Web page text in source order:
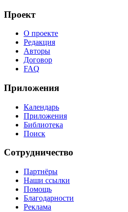
Проект
О проекте
Редакция
Авторы
Договор
FAQ
Приложения
Календарь
Приложения
Библиотека
Поиск
Сотрудничество
Партнёры
Наши ссылки
Помощь
Благодарности
Реклама